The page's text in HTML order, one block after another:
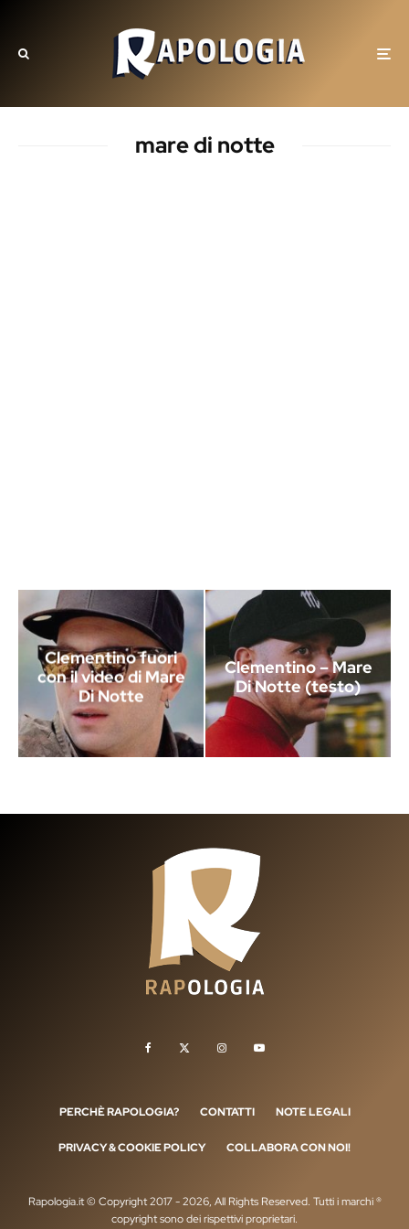
mare di notte
Clementino fuori
con il video di Mare
Di Notte
Clementino – Mare
Di Notte (testo)
PERCHÈ RAPOLOGIA? CONTATTI NOTE LEGALI
PRIVACY & COOKIE POLICY COLLABORA CON NOI!
Rapologia.it © Copyright 2017 - 2026, All Rights Reserved. Tutti i marchi ®
copyright sono dei rispettivi proprietari.